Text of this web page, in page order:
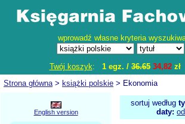
wprowadź własne kryteria
Twój koszyk: 1 egz. /36.65 34,82zł
Strona główna> książki polskie > Ekonomia
English version
sortuj według
daty: